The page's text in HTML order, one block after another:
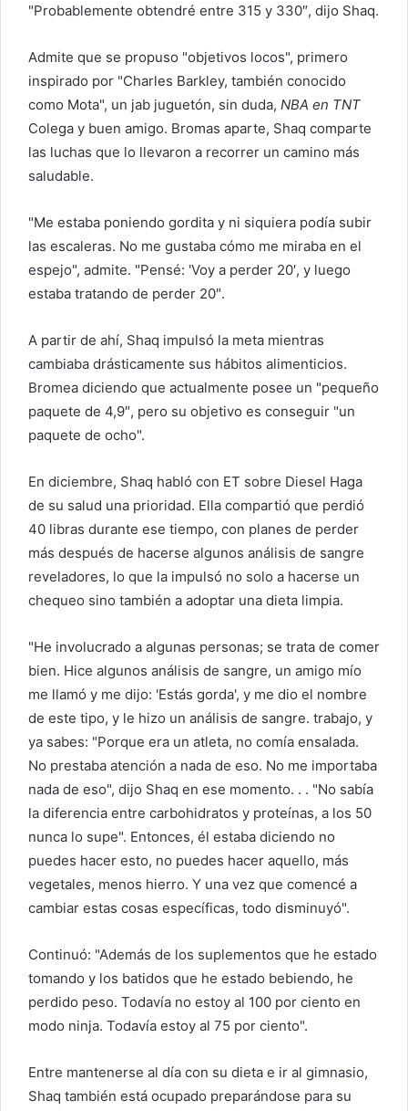
"Probablemente obtendré entre 315 y 330″, dijo Shaq.
Admite que se propuso "objetivos locos", primero
inspirado por "Charles Barkley, también conocido
como Mota", un jab juguetón, sin duda, NBA en TNT
Colega y buen amigo. Bromas aparte, Shaq comparte
las luchas que lo llevaron a recorrer un camino más
saludable.
"Me estaba poniendo gordita y ni siquiera podía subir
las escaleras. No me gustaba cómo me miraba en el
espejo", admite. "Pensé: 'Voy a perder 20′, y luego
estaba tratando de perder 20″.
A partir de ahí, Shaq impulsó la meta mientras
cambiaba drásticamente sus hábitos alimenticios.
Bromea diciendo que actualmente posee un "pequeño
paquete de 4,9″, pero su objetivo es conseguir "un
paquete de ocho".
En diciembre, Shaq habló con ET sobre Diesel Haga
de su salud una prioridad. Ella compartió que perdió
40 libras durante ese tiempo, con planes de perder
más después de hacerse algunos análisis de sangre
reveladores, lo que la impulsó no solo a hacerse un
chequeo sino también a adoptar una dieta limpia.
"He involucrado a algunas personas; se trata de comer
bien. Hice algunos análisis de sangre, un amigo mío
me llamó y me dijo: 'Estás gorda', y me dio el nombre
de este tipo, y le hizo un análisis de sangre. trabajo, y
ya sabes: "Porque era un atleta, no comía ensalada.
No prestaba atención a nada de eso. No me importaba
nada de eso", dijo Shaq en ese momento. . . "No sabía
la diferencia entre carbohidratos y proteínas, a los 50
nunca lo supe". Entonces, él estaba diciendo no
puedes hacer esto, no puedes hacer aquello, más
vegetales, menos hierro. Y una vez que comencé a
cambiar estas cosas específicas, todo disminuyó".
Continuó: "Además de los suplementos que he estado
tomando y los batidos que he estado bebiendo, he
perdido peso. Todavía no estoy al 100 por ciento en
modo ninja. Todavía estoy al 75 por ciento".
Entre mantenerse al día con su dieta e ir al gimnasio,
Shaq también está ocupado preparándose para su